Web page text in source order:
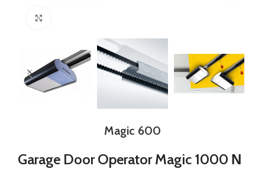
Magic 600
Garage Door Operator Magic 1000 Ν